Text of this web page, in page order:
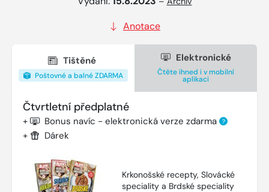
Anotace
Tištěné
Poštovné a balné ZDARMA
Elektronické
Čtěte ihned i v mobilní
aplikaci
Čtvrtletní předplatné
+ Bonus navíc - elektronická verze zdarma ?
+ Dárek
Krkonošské recepty, Slovácké
speciality a Brdské speciality